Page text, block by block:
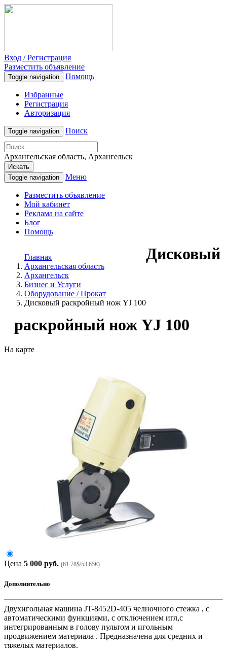
Вход / Регистрация
Разместить объявление
Toggle navigation Помощь
Избранные
Регистрация
Авторизация
Toggle navigation Поиск
Архангельская область, Архангельск
Искать
Toggle navigation
Меню
Разместить объявление
Мой кабинет
Реклама на сайте
Блог
Помощь
Главная
Архангельская область
Архангельск
Бизнес и Услуги
Оборудование / Прокат
Дисковый раскройный нож YJ 100
Дисковый
раскройный нож YJ 100
На карте
Цена 5 000 руб. (61.78$/53.65€)
Дополнительно
Двухигольная машина JT-8452D-405 челночного стежка , с
автоматическими функциями, с отключением игл,с
интегрированным в голову пультом и игольным
продвижением материала . Предназначена для средних и
тяжелых материалов.